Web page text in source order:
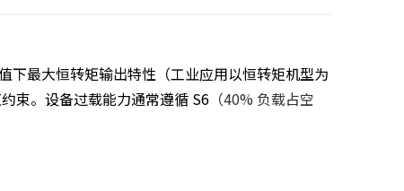
下最大恒转矩输出特性（工业应用以恒转矩机型为
束。设备过载能力通常遵循 S6 （40% 负载占空